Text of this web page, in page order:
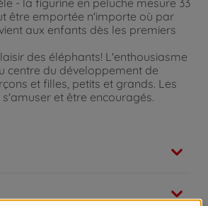
- la figurine en peluche mesure 33
être emportée n'importe où par
aux enfants dès les premiers
des éléphants! L'enthousiasme
centre du développement de
et filles, petits et grands. Les
et être encouragés.